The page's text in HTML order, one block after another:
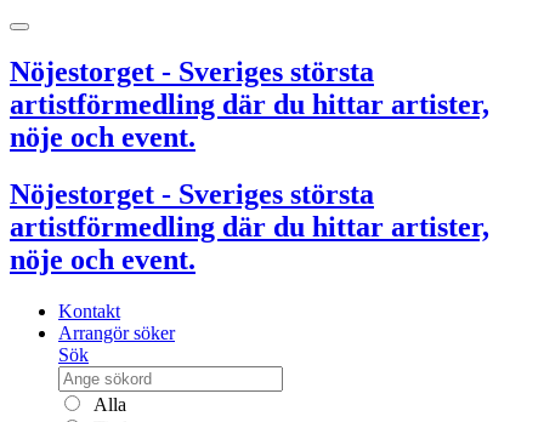
Nöjestorget - Sveriges största
artistförmedling där du hittar artister,
nöje och event.
Nöjestorget - Sveriges största
artistförmedling där du hittar artister,
nöje och event.
Kontakt
Arrangör söker
Sök
Alla